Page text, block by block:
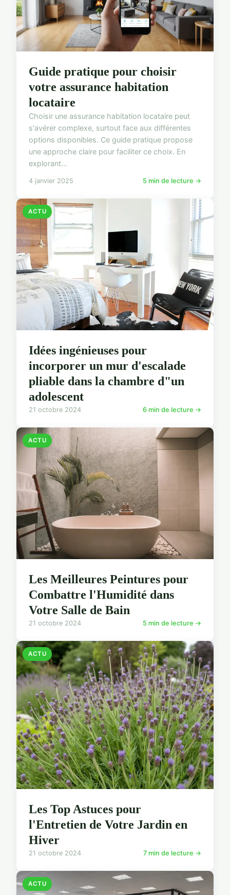
Guide pratique pour choisir
votre assurance habitation
locataire
Choisir une assurance habitation locataire peut
s'avérer complexe, surtout face aux différentes
options disponibles. Ce guide pratique propose
une approche claire pour faciliter ce choix. En
explorant...
4 janvier 2025 5 min de lecture →
ACTU
Idées ingénieuses pour
incorporer un mur d'escalade
pliable dans la chambre d"un
adolescent
21 octobre 2024 6 min de lecture →
ACTU
Les Meilleures Peintures pour
Combattre l'Humidité dans
Votre Salle de Bain
21 octobre 2024 5 min de lecture →
ACTU
Les Top Astuces pour
l'Entretien de Votre Jardin en
Hiver
21 octobre 2024 7 min de lecture →
ACTU